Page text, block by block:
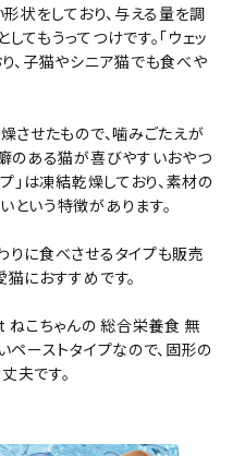
形状をしており、与える量を調
てもうってつけです。「ウェッ
、子猫やシニア猫でも食べや
させたもので、噛みごたえが
のある猫が喜びやすいおやつ
」は凍結乾燥しており、素材の
という特徴があります。
りに食べさせるタイプも販売
におすすめです。
ねこちゃんの 総合栄養食 無
ペーストタイプなので、固形の
夫です。